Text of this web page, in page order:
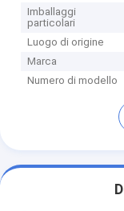
Imballaggi
particolari
Luogo di origine
Marca
Numero di modello